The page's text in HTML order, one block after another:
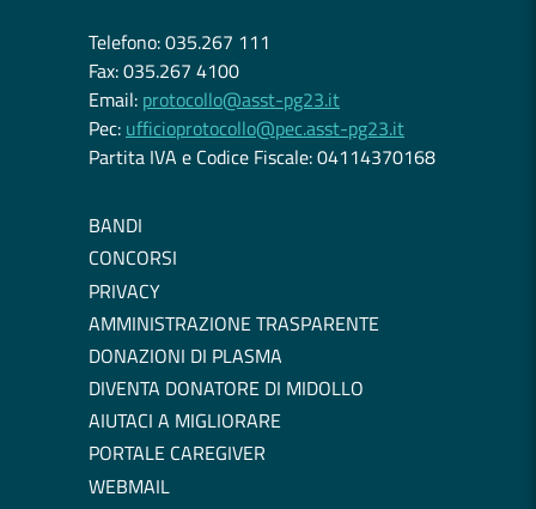
Telefono: 035.267 111
Fax: 035.267 4100
Email: protocollo@asst-pg23.it
Pec: ufficioprotocollo@pec.asst-pg23.it
Partita IVA e Codice Fiscale: 04114370168
BANDI
CONCORSI
PRIVACY
AMMINISTRAZIONE TRASPARENTE
DONAZIONI DI PLASMA
DIVENTA DONATORE DI MIDOLLO
AIUTACI A MIGLIORARE
PORTALE CAREGIVER
WEBMAIL